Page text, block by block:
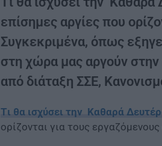
επίσημες αργίες που
Συγκεκριμένα, όπως
στη χώρα μας αργούν
από διάταξη ΣΣΕ,
Tι θα ισχύσει την Καθαρά
ορίζονται για τους